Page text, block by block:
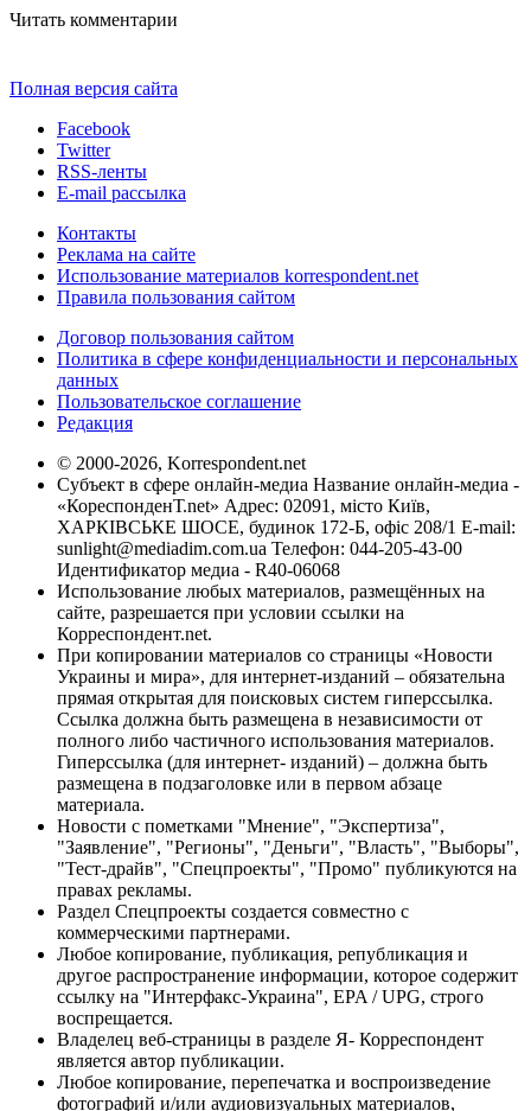
Читать комментарии
Полная версия сайта
Facebook
Twitter
RSS-ленты
E-mail рассылка
Контакты
Реклама на сайте
Использование материалов korrespondent.net
Правила пользования сайтом
Договор пользования сайтом
Политика в сфере конфиденциальности и персональных
данных
Пользовательское соглашение
Редакция
© 2000-2026, Korrespondent.net
Субъект в сфере онлайн-медиа Название онлайн-медиа -
«КореспонденТ.net» Адрес: 02091, місто Київ,
ХАРКІВСЬКЕ ШОСЕ, будинок 172-Б, офіс 208/1 E-mail:
sunlight@mediadim.com.ua Телефон: 044-205-43-00
Идентификатор медиа - R40-06068
Использование любых материалов, размещённых на
сайте, разрешается при условии ссылки на
Корреспондент.net.
При копировании материалов со страницы «Новости
Украины и мира», для интернет-изданий – обязательна
прямая открытая для поисковых систем гиперссылка.
Ссылка должна быть размещена в независимости от
полного либо частичного использования материалов.
Гиперссылка (для интернет- изданий) – должна быть
размещена в подзаголовке или в первом абзаце
материала.
Новости с пометками "Мнение", "Экспертиза",
"Заявление", "Регионы", "Деньги", "Власть", "Выборы",
"Тест-драйв", "Спецпроекты", "Промо" публикуются на
правах рекламы.
Раздел Спецпроекты создается совместно с
коммерческими партнерами.
Любое копирование, публикация, републикация и
другое распространение информации, которое содержит
ссылку на "Интерфакс-Украина", EPA / UPG, строго
воспрещается.
Владелец веб-страницы в разделе Я- Корреспондент
является автор публикации.
Любое копирование, перепечатка и воспроизведение
фотографий и/или аудиовизуальных материалов,